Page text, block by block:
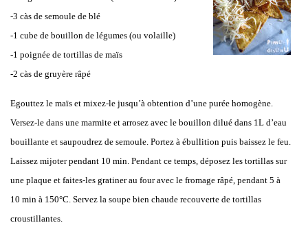
-3 càs de semoule de blé
-1 cube de bouillon de légumes (ou volaille)
-1 poignée de tortillas de maïs
-2 càs de gruyère râpé
Egouttez le maïs et mixez-le jusqu’à obtention d’une purée homogène.
Versez-le dans une marmite et arrosez avec le bouillon dilué dans 1L d’eau
bouillante et saupoudrez de semoule. Portez à ébullition puis baissez le feu.
Laissez mijoter pendant 10 min. Pendant ce temps, déposez les tortillas sur
une plaque et faites-les gratiner au four avec le fromage râpé, pendant 5 à
10 min à 150°C. Servez la soupe bien chaude recouverte de tortillas
croustillantes.